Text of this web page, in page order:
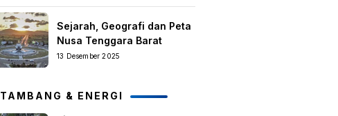
Sejarah, Geografi dan Peta
Nusa Tenggara Barat
13 Desember 2025
TAMBANG & ENERGI